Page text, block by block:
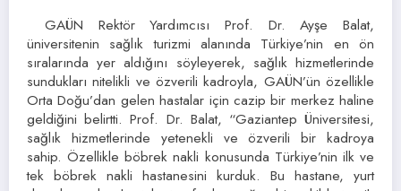
GAÜN Rektör Yardımcısı Prof. Dr. Ayşe Balat,
üniversitenin sağlık turizmi alanında Türkiye’nin en ön
sıralarında yer aldığını söyleyerek, sağlık hizmetlerinde
sundukları nitelikli ve özverili kadroyla, GAÜN’ün özellikle
Orta Doğu’dan gelen hastalar için cazip bir merkez haline
geldiğini belirtti. Prof. Dr. Balat, “Gaziantep Üniversitesi,
sağlık hizmetlerinde yetenekli ve özverili bir kadroya
sahip. Özellikle böbrek nakli konusunda Türkiye’nin ilk ve
tek böbrek nakli hastanesini kurduk. Bu hastane, yurt